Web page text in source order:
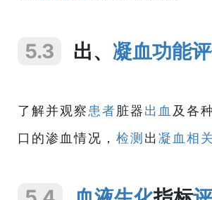
5.3 出、 凝血功能
了解并观察患者脏器出血 及各
口的渗血情况， 检测 出凝血 相关